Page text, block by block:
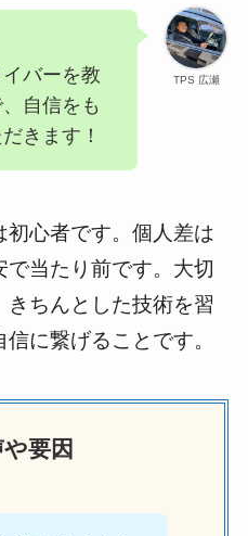
TPS 広瀬
バーを教
自信をも
きます！
心者です。個人差は
当たり前です。大切
ちんとした技術を習
に繋げることです。
要因